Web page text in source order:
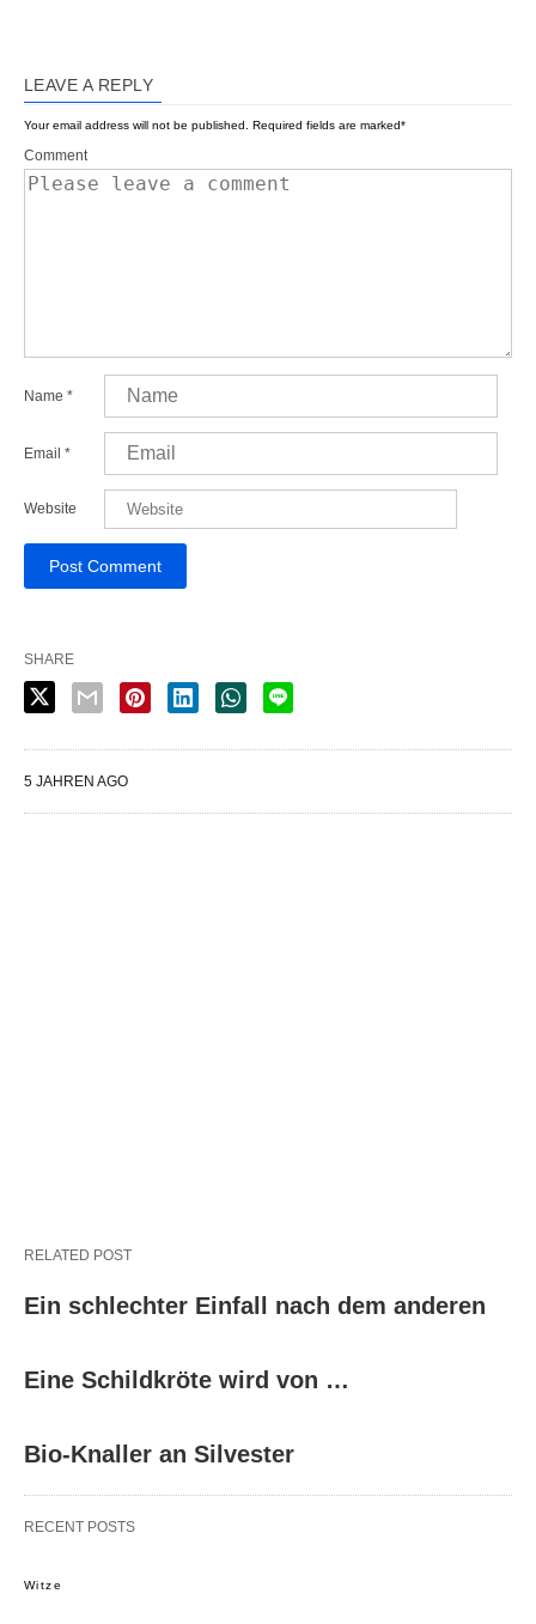
LEAVE A REPLY
Your email address will not be published. Required fields are marked*
Comment
Name *
Email *
Website
SHARE
5 JAHREN AGO
RELATED POST
Ein schlechter Einfall nach dem anderen
Eine Schildkröte wird von …
Bio-Knaller an Silvester
RECENT POSTS
Witze